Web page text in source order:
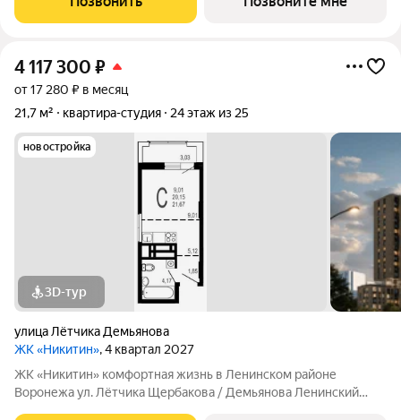
цирк, парк им. Дурова, ТЦ,
4 117 300 ₽
от 17 280 ₽ в месяц
21,7 м²
квартира-студия 24 этаж из 25
новостройка
3D-тур
улица Лётчика Демьянова
ЖК «Никитин», 4 квартал 2027
ЖК «Никитин» комфортная жизнь в Ленинском районе
Воронежа ул. Лётчика Щербакова / Демьянова Ленинский